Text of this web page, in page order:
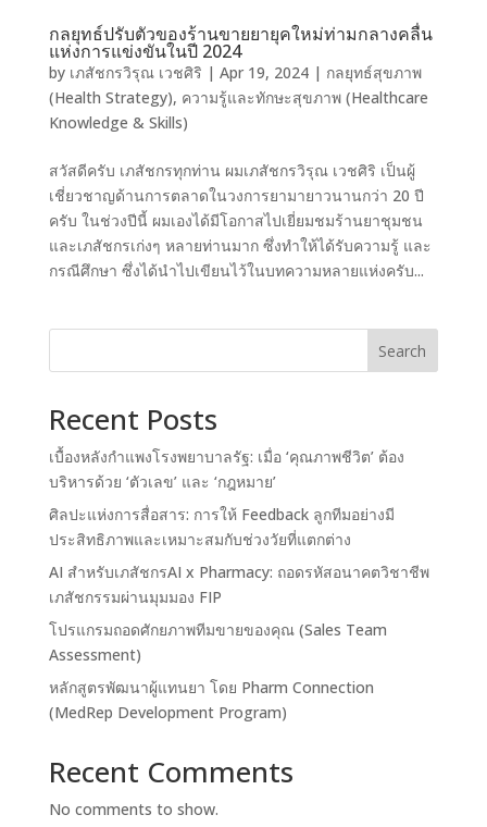
กลยุทธ์ปรับตัวของร้านขายยายุคใหม่ท่ามกลางคลื่น
แห่งการแข่งขันในปี 2024
by เภสัชกรวิรุณ เวชศิริ | Apr 19, 2024| กลยุทธ์สุขภาพ
(Health Strategy), ความรู้และทักษะสุขภาพ (Healthcare
Knowledge & Skills)
สวัสดีครับ เภสัชกรทุกท่าน ผมเภสัชกรวิรุณ เวชศิริ เป็นผู้
เชี่ยวชาญด้านการตลาดในวงการยามายาวนานกว่า 20 ปี
ครับ ในช่วงปีนี้ ผมเองได้มีโอกาสไปเยี่ยมชมร้านยาชุมชน
และเภสัชกรเก่งๆ หลายท่านมาก ซึ่งทำให้ได้รับความรู้ และ
กรณีศึกษา ซึ่งได้นำไปเขียนไว้ในบทความหลายแห่งครับ...
Search
Recent Posts
เบื้องหลังกำแพงโรงพยาบาลรัฐ: เมื่อ ‘คุณภาพชีวิต’ ต้อง
บริหารด้วย ‘ตัวเลข’ และ ‘กฎหมาย’
ศิลปะแห่งการสื่อสาร: การให้ Feedback ลูกทีมอย่างมี
ประสิทธิภาพและเหมาะสมกับช่วงวัยที่แตกต่าง
AI สำหรับเภสัชกรAI x Pharmacy: ถอดรหัสอนาคตวิชาชีพ
เภสัชกรรมผ่านมุมมอง FIP
โปรแกรมถอดศักยภาพทีมขายของคุณ (Sales Team
Assessment)
หลักสูตรพัฒนาผู้แทนยา โดย Pharm Connection
(MedRep Development Program)
Recent Comments
No comments to show.